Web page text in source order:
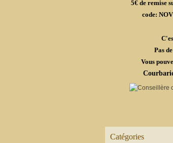
5€ de remise
code:
Pas
Vous
Catégories